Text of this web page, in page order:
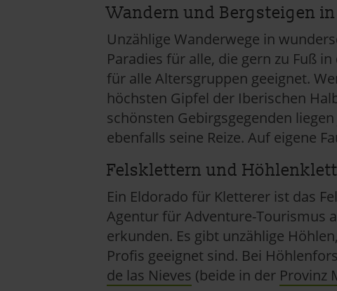
Wandern und Bergsteigen
Unzählige Wanderwege in
Paradies für alle, die gern zu Fuß
für alle Altersgruppen geeignet.
höchsten Gipfel der Iberischen
schönsten Gebirgsgegenden
ebenfalls seine Reize. Auf eigene
Felsklettern und
Ein Eldorado für Kletterer ist das
Agentur für Adventure-Tourismus
erkunden. Es gibt unzählige
Profis geeignet sind. Bei
de las Nieves (beide in der Provinz